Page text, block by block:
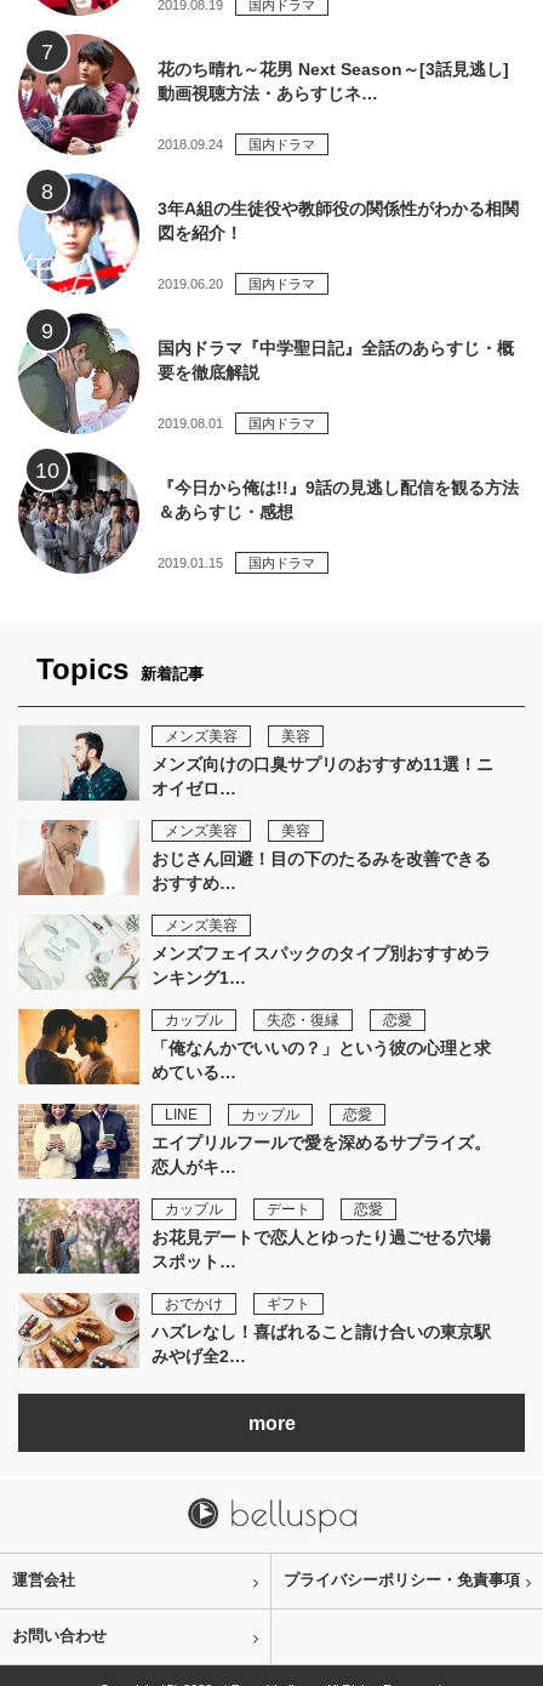
2019.08.19 国内ドラマ
花のち晴れ～花男 Next Season～[3話見逃し]
動画視聴方法・あらすじネ…
2018.09.24 国内ドラマ
3年A組の生徒役や教師役の関係性がわかる相関
図を紹介！
2019.06.20 国内ドラマ
国内ドラマ『中学聖日記』全話のあらすじ・概
要を徹底解説
2019.08.01 国内ドラマ
『今日から俺は!!』9話の見逃し配信を観る方法
＆あらすじ・感想
2019.01.15 国内ドラマ
Topics 新着記事
メンズ美容 美容
メンズ向けの口臭サプリのおすすめ11選！ニ
オイゼロ…
メンズ美容 美容
おじさん回避！目の下のたるみを改善できる
おすすめ…
メンズ美容
メンズフェイスパックのタイプ別おすすめラ
ンキング1…
カップル 失恋・復縁 恋愛
「俺なんかでいいの？」という彼の心理と求
めている…
LINE カップル 恋愛
エイプリルフールで愛を深めるサプライズ。
恋人がキ…
カップル デート 恋愛
お花見デートで恋人とゆったり過ごせる穴場
スポット…
おでかけ ギフト
ハズレなし！喜ばれること請け合いの東京駅
みやげ全2…
more
運営会社 プライバシーポリシー・免責事項
お問い合わせ